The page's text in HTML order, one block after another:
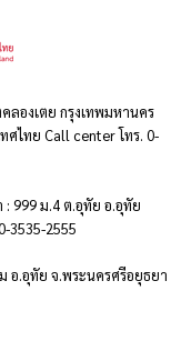
ลองเตย กรุงเทพมหานคร
ไทย Call center โทร. 0-
999 ม.4 ต.อุทัย อ.อุทัย
3535-2555
อ.อุทัย จ.พระนครศรีอยุธยา